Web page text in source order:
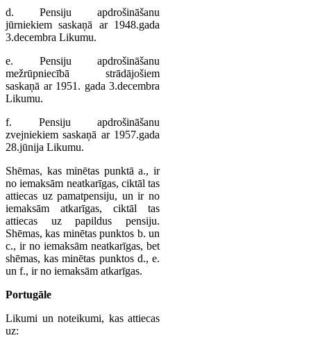
d. Pensiju apdrošināšanu
jūrniekiem saskaņā ar 1948.gada
3.decembra Likumu.
e. Pensiju apdrošināšanu
mežrūpniecībā strādājošiem
saskaņā ar 1951. gada 3.decembra
Likumu.
f. Pensiju apdrošināšanu
zvejniekiem saskaņā ar 1957.gada
28.jūnija Likumu.
Shēmas, kas minētas punktā a., ir
no iemaksām neatkarīgas, ciktāl tas
attiecas uz pamatpensiju, un ir no
iemaksām atkarīgas, ciktāl tas
attiecas uz papildus pensiju.
Shēmas, kas minētas punktos b. un
c., ir no iemaksām neatkarīgas, bet
shēmas, kas minētas punktos d., e.
un f., ir no iemaksām atkarīgas.
Portugāle
Likumi un noteikumi, kas attiecas
uz: